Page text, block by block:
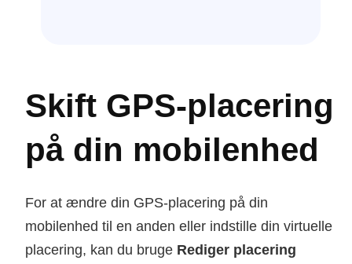
Skift GPS-placering
på din mobilenhed
For at ændre din GPS-placering på din
mobilenhed til en anden eller indstille din virtuelle
placering, kan du bruge Rediger placering